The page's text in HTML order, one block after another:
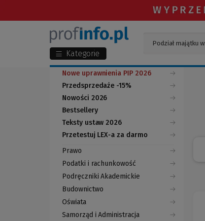
Kategorie
Nowe uprawnienia PIP 2026
Przedsprzedaże -15%
Nowości 2026
Bestsellery
Teksty ustaw 2026
Przetestuj LEX-a za darmo
(Nowe
okno)
(Link
do
innej
strony)
Prawo
Podatki i rachunkowość
Podręczniki Akademickie
Budownictwo
Oświata
Samorząd i Administracja